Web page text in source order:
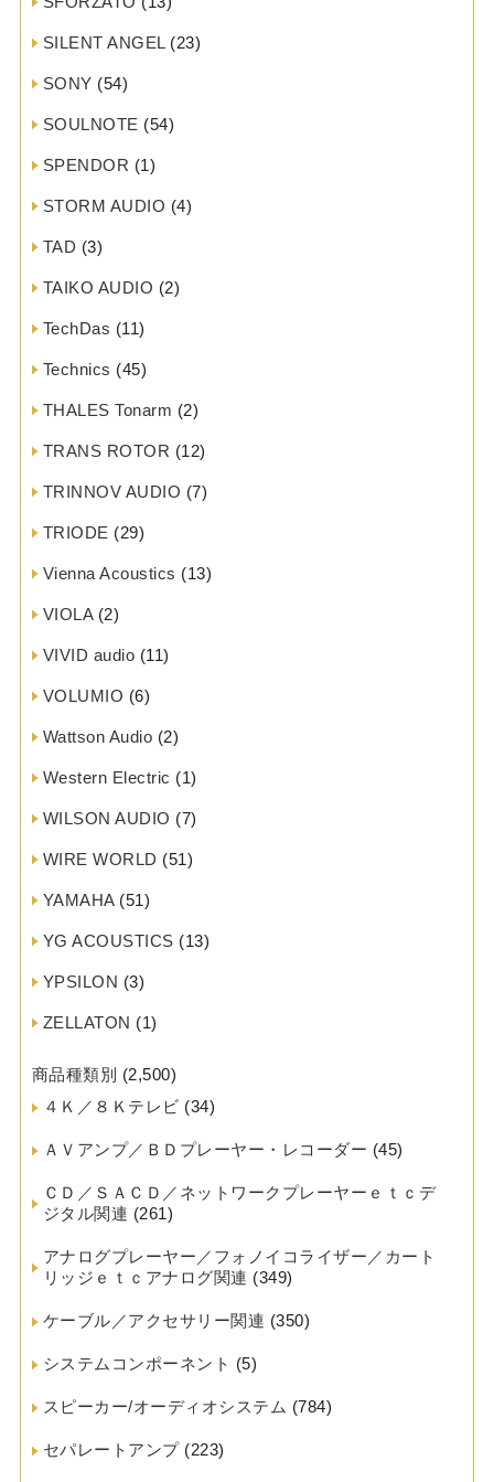
SILENT ANGEL(23)
SONY (54)
SOULNOTE (54)
SPENDOR (1)
STORM AUDIO (4)
TAD (3)
TAIKO AUDIO (2)
TechDas (11)
Technics (45)
THALES Tonarm (2)
TRANS ROTOR (12)
TRINNOV AUDIO (7)
TRIODE (29)
Vienna Acoustics (13)
VIOLA(2)
VIVID audio (11)
VOLUMIO (6)
Wattson Audio (2)
Western Electric (1)
WILSON AUDIO (7)
WIRE WORLD (51)
YAMAHA(51)
YG ACOUSTICS (13)
YPSILON (3)
ZELLATON (1)
商品種類別 (2,500)
４Ｋ／８Ｋテレビ (34)
ＡＶアンプ／ＢＤプレーヤー・レコーダー (45)
ＣＤ／ＳＡＣＤ／ネットワークプレーヤーｅｔｃデ
ジタル関連 (261)
アナログプレーヤー／フォノイコライザー／カート
リッジｅｔｃアナログ関連 (349)
ケーブル／アクセサリー関連 (350)
システムコンポーネント (5)
スピーカー/オーディオシステム (784)
セパレートアンプ(223)